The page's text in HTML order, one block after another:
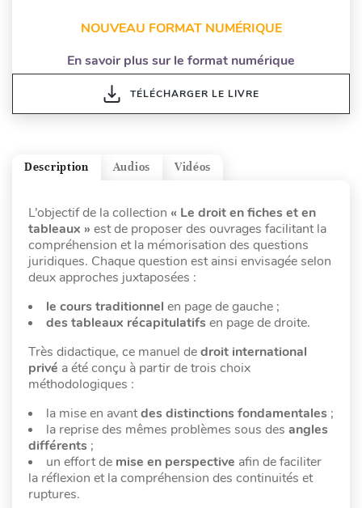
NOUVEAU FORMAT NUMÉRIQUE
En savoir plus sur le format numérique
TÉLÉCHARGER LE LIVRE
Vidéos
Audios
Description
L’objectif de la collection « Le droit en fiches et en
tableaux » est de proposer des ouvrages facilitant la
compréhension et la mémorisation des questions
juridiques. Chaque question est ainsi envisagée selon
deux approches juxtaposées :
le cours traditionnel en page de gauche ;
des tableaux récapitulatifs en page de droite.
Très didactique, ce manuel dedroit international
privé a été conçu à partir de trois choix
méthodologiques :
la mise en avantdes distinctions fondamentales ;
la reprise des mêmes problèmes sous des angles
différents ;
un effort de mise en perspective afin de faciliter
la réflexion et la compréhension des continuités et
ruptures.